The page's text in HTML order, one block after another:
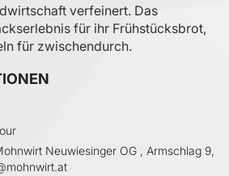
verfeinert. Das
für ihr Frühstücksbrot,
für zwischendurch.
Neuwiesinger OG , Armschlag 9,